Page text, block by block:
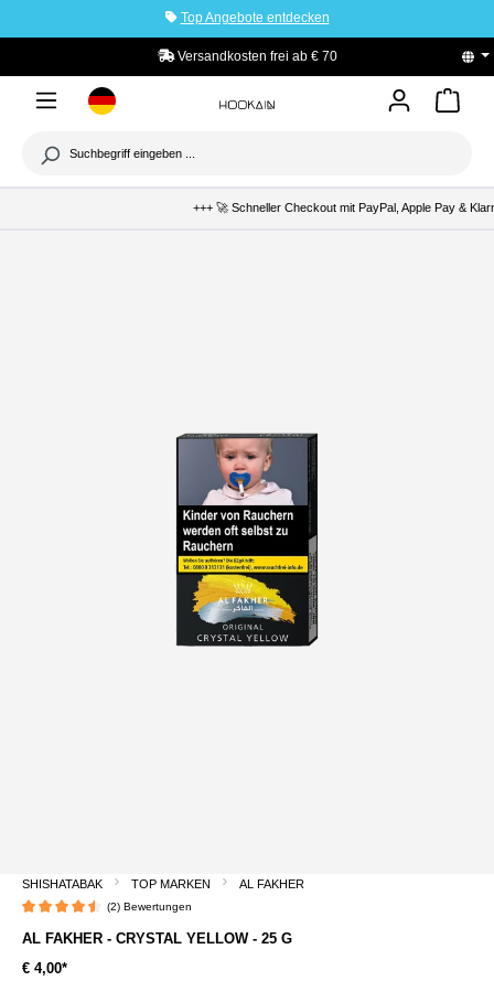
Top Angebote entdecken
Versandkosten frei ab € 70
+++ 🚀 Schneller Checkout mit PayPal, Apple Pay &
SHISHATABAK TOP MARKEN AL FAKHER
(2) Bewertungen
AL FAKHER - CRYSTAL YELLOW - 25 G
€ 4,00*